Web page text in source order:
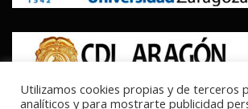
Utilizamos cookies propias y de terceros
analíticos y para mostrarte publicidad